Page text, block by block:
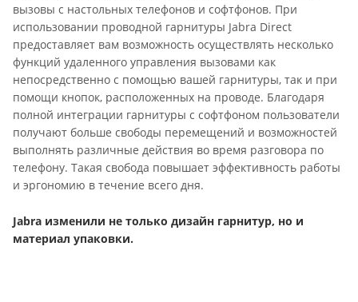
вызовы с настольных телефонов и софтфонов. При
использовании проводной гарнитуры Jabra Direct
предоставляет вам возможность осуществлять несколько
функций удаленного управления вызовами как
непосредственно с помощью вашей гарнитуры, так и при
помощи кнопок, расположенных на проводе. Благодаря
полной интеграции гарнитуры с софтфоном пользователи
получают больше свободы перемещений и возможностей
выполнять различные действия во время разговора по
телефону. Такая свобода повышает эффективность работы
и эргономию в течение всего дня.
Jabra изменили не только дизайн гарнитур, но и
материал упаковки.